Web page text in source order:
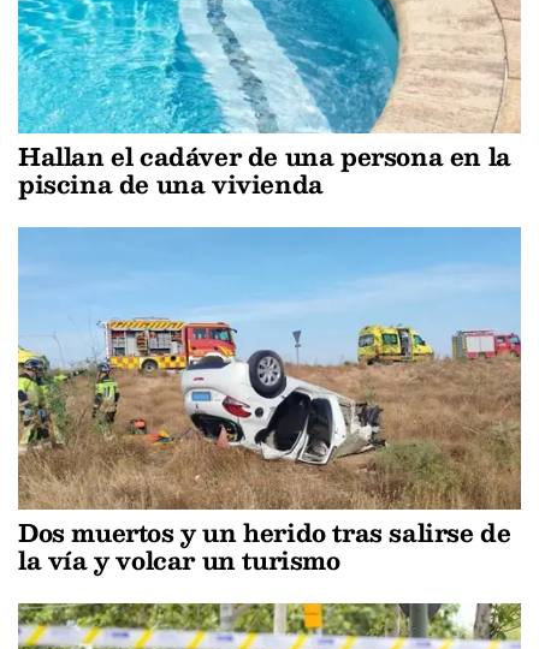
Hallan el cadáver de una persona en la
piscina de una vivienda
Dos muertos y un herido tras salirse de
la vía y volcar un turismo